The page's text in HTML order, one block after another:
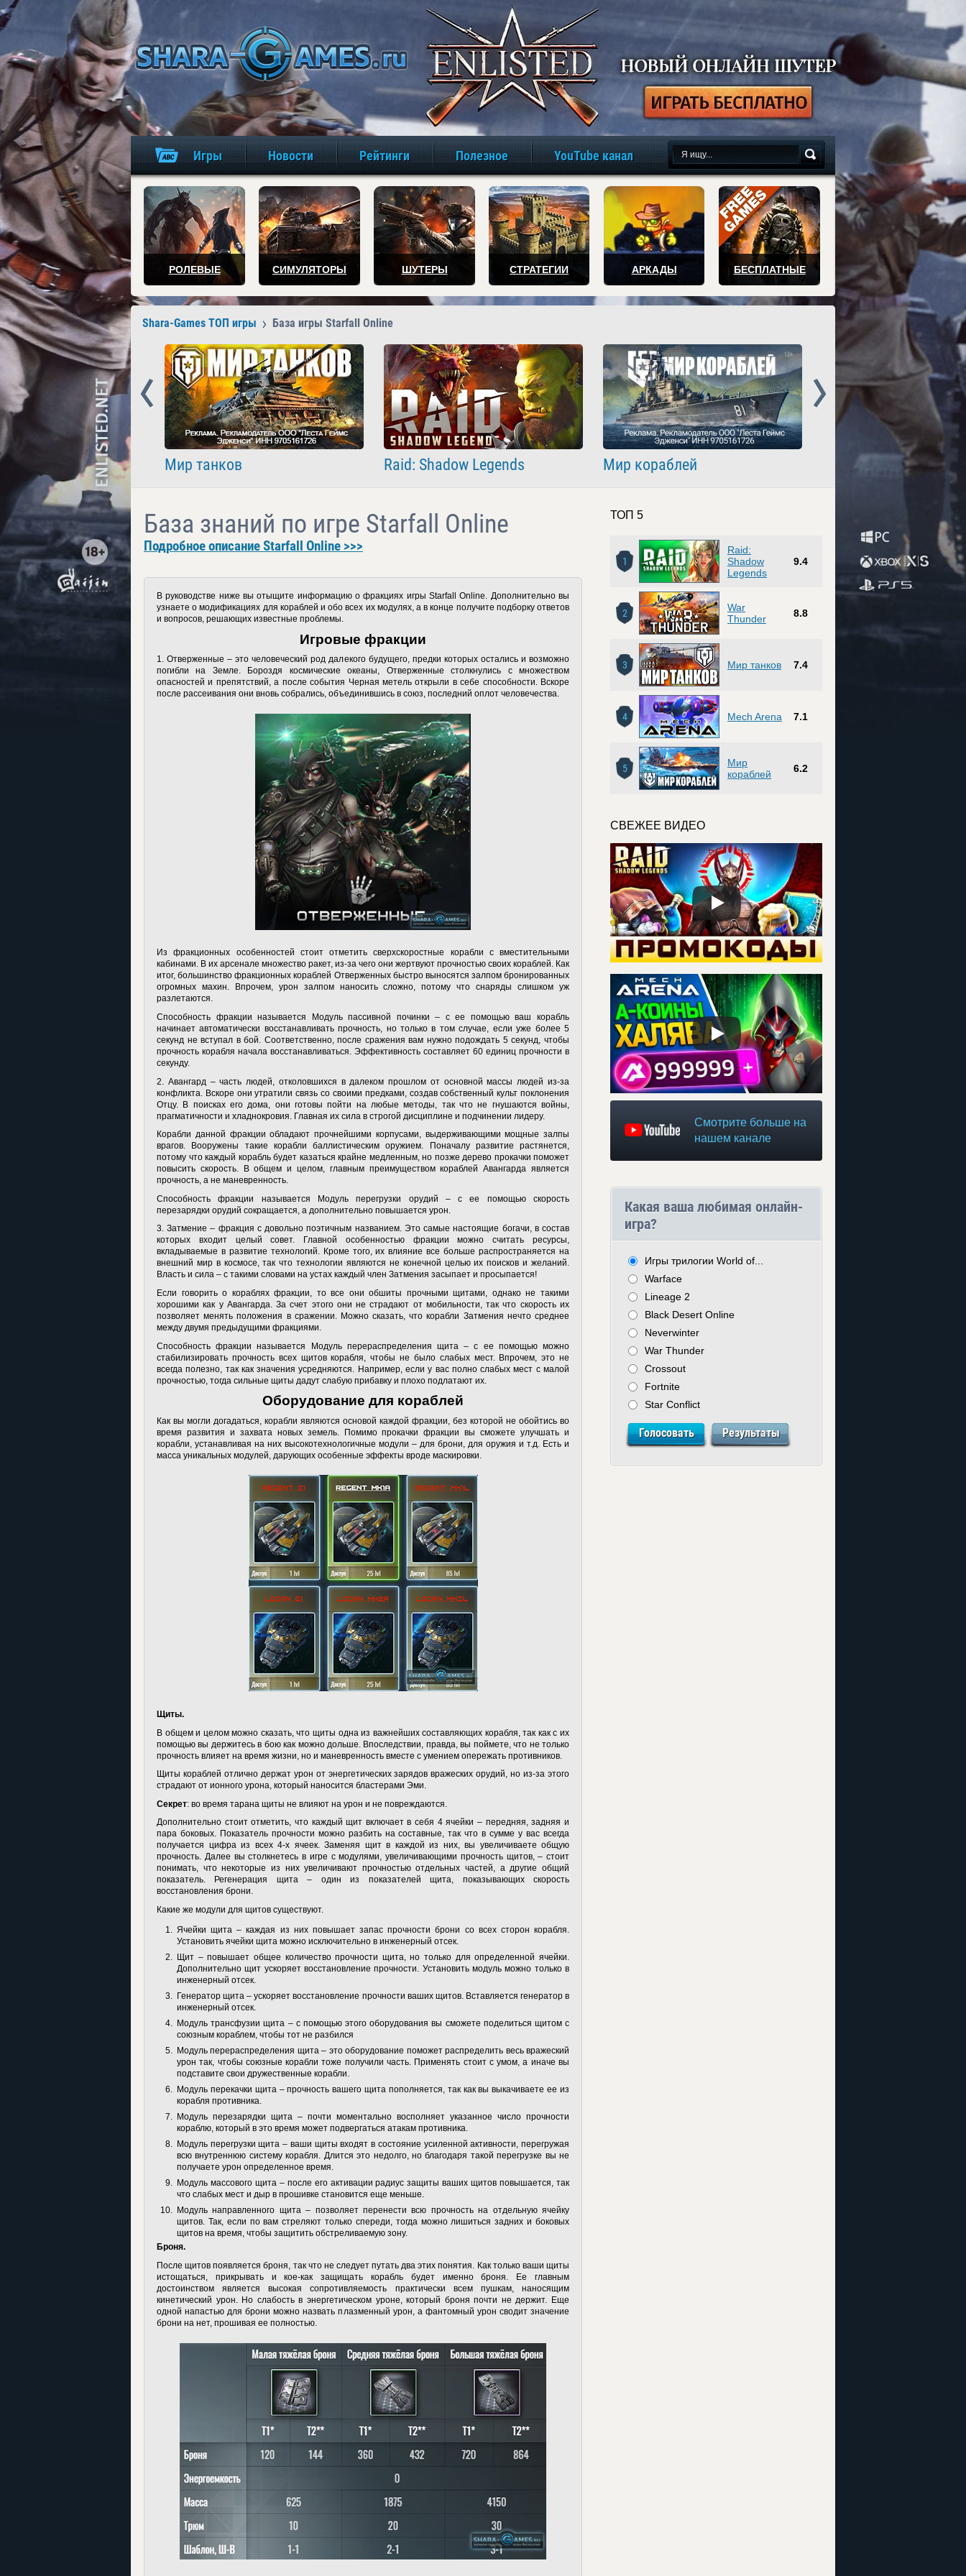
игры онлайн бесплатно
Игры Новости Рейтинги Полезное YouTube канал
РОЛЕВЫЕ СИМУЛЯТОРЫ ШУТЕРЫ СТРАТЕГИИ АРКАДЫ БЕСПЛАТНЫЕ
Shara-Games ТОП игры База игры Starfall Online
Мир танков Raid: Shadow Legends Мир кораблей Crossout
Prev Next
База знаний по игре Starfall Online
Подробное описание Starfall Online >>>
В руководстве ниже вы отыщите информацию о фракциях игры Starfall Online. Дополнительно вы
узнаете о модификациях для кораблей и обо всех их модулях, а в конце получите подборку ответов
и вопросов, решающих известные проблемы.
Игровые фракции
1. Отверженные – это человеческий род далекого будущего, предки которых остались и возможно
погибли на Земле. Бороздя космические океаны, Отверженные столкнулись с множеством
опасностей и препятствий, а после события Черная метель открыли в себе способности. Вскоре
после рассеивания они вновь собрались, объединившись в союз, последний оплот человечества.
Из фракционных особенностей стоит отметить сверхскоростные корабли с вместительными
кабинами. В их арсенале множество ракет, из-за чего они жертвуют прочностью своих кораблей. Как
итог, большинство фракционных кораблей Отверженных быстро выносятся залпом бронированных
огромных махин. Впрочем, урон залпом наносить сложно, потому что снаряды слишком уж
разлетаются.
Способность фракции называется Модуль пассивной починки – с ее помощью ваш корабль
начинает автоматически восстанавливать прочность, но только в том случае, если уже более 5
секунд не вступал в бой. Соответственно, после сражения вам нужно подождать 5 секунд, чтобы
прочность корабля начала восстанавливаться. Эффективность составляет 60 единиц прочности в
секунду.
2. Авангард – часть людей, отколовшихся в далеком прошлом от основной массы людей из-за
конфликта. Вскоре они утратили связь со своими предками, создав собственный культ поклонения
Отцу. В поисках его дома, они готовы пойти на любые методы, так что не гнушаются войны,
прагматичности и хладнокровия. Главная их сила в строгой дисциплине и подчинении лидеру.
Корабли данной фракции обладают прочнейшими корпусами, выдерживающими мощные залпы
врагов. Вооружены такие корабли баллистическим оружием. Поначалу развитие растянется,
потому что каждый корабль будет казаться крайне медленным, но позже дерево прокачки поможет
повысить скорость. В общем и целом, главным преимуществом кораблей Авангарда является
прочность, а не маневренность.
Способность фракции называется Модуль перегрузки орудий – с ее помощью скорость
перезарядки орудий сокращается, а дополнительно повышается урон.
3. Затмение – фракция с довольно поэтичным названием. Это самые настоящие богачи, в состав
которых входит целый совет. Главной особенностью фракции можно считать ресурсы,
вкладываемые в развитие технологий. Кроме того, их влияние все больше распространяется на
внешний мир в космосе, так что технологии являются не конечной целью их поисков и желаний.
Власть и сила – с такими словами на устах каждый член Затмения засыпает и просыпается!
Если говорить о кораблях фракции, то все они обшиты прочными щитами, однако не такими
хорошими как у Авангарда. За счет этого они не страдают от мобильности, так что скорость их
позволяет менять положения в сражении. Можно сказать, что корабли Затмения нечто среднее
между двумя предыдущими фракциями.
Способность фракции называется Модуль перераспределения щита – с ее помощью можно
стабилизировать прочность всех щитов корабля, чтобы не было слабых мест. Впрочем, это не
всегда полезно, так как значения усредняются. Например, если у вас полно слабых мест с малой
прочностью, тогда сильные щиты дадут слабую прибавку и плохо подлатают их.
Оборудование для кораблей
Как вы могли догадаться, корабли являются основой каждой фракции, без которой не обойтись во
время развития и захвата новых земель. Помимо прокачки фракции вы сможете улучшать и
корабли, устанавливая на них высокотехнологичные модули – для брони, для оружия и т.д. Есть и
масса уникальных модулей, дарующих особенные эффекты вроде маскировки.
Щиты.
В общем и целом можно сказать, что щиты одна из важнейших составляющих корабля, так как с их
помощью вы держитесь в бою как можно дольше. Впоследствии, правда, вы поймете, что не только
прочность влияет на время жизни, но и маневренность вместе с умением опережать противников.
Щиты кораблей отлично держат урон от энергетических зарядов вражеских орудий, но из-за этого
страдают от ионного урона, который наносится бластерами Эми.
Секрет: во время тарана щиты не влияют на урон и не повреждаются.
Дополнительно стоит отметить, что каждый щит включает в себя 4 ячейки – передняя, задняя и
пара боковых. Показатель прочности можно разбить на составные, так что в сумме у вас всегда
получается цифра из всех 4-х ячеек. Заменяя щит в каждой из них, вы увеличиваете общую
прочность. Далее вы столкнетесь в игре с модулями, увеличивающими прочность щитов, – стоит
понимать, что некоторые из них увеличивают прочностью отдельных частей, а другие общий
показатель. Регенерация щита – один из показателей щита, показывающих скорость
восстановления брони.
Какие же модули для щитов существуют.
Ячейки щита – каждая из них повышает запас прочности брони со всех сторон корабля.
Установить ячейки щита можно исключительно в инженерный отсек.
Щит – повышает общее количество прочности щита, но только для определенной ячейки.
Дополнительно щит ускоряет восстановление прочности. Установить модуль можно только в
инженерный отсек.
Генератор щита – ускоряет восстановление прочности ваших щитов. Вставляется генератор в
инженерный отсек.
Модуль трансфузии щита – с помощью этого оборудования вы сможете поделиться щитом с
союзным кораблем, чтобы тот не разбился
Модуль перераспределения щита – это оборудование поможет распределить весь вражеский
урон так, чтобы союзные корабли тоже получили часть. Применять стоит с умом, а иначе вы
подставите свои дружественные корабли.
Модуль перекачки щита – прочность вашего щита пополняется, так как вы выкачиваете ее из
корабля противника.
Модуль перезарядки щита – почти моментально восполняет указанное число прочности
кораблю, который в это время может подвергаться атакам противника.
Модуль перегрузки щита – ваши щиты входят в состояние усиленной активности, перегружая
всю внутреннюю систему корабля. Длится это недолго, но благодаря такой перегрузке вы не
получаете урон определенное время.
Модуль массового щита – после его активации радиус защиты ваших щитов повышается, так
что слабых мест и дыр в прошивке становится еще меньше.
Модуль направленного щита – позволяет перенести всю прочность на отдельную ячейку
щитов. Так, если по вам стреляют только спереди, тогда можно лишиться задних и боковых
щитов на время, чтобы защитить обстреливаемую зону.
Броня.
После щитов появляется броня, так что не следует путать два этих понятия. Как только ваши щиты
истощаться, прикрывать и кое-как защищать корабль будет именно броня. Ее главным
достоинством является высокая сопротивляемость практически всем пушкам, наносящим
кинетический урон. Но слабость в энергетическом уроне, который броня почти не держит. Еще
одной напастью для брони можно назвать плазменный урон, а фантомный урон сводит значение
брони на нет, прошивая ее полностью.
ТОП 5
1
Raid:
Shadow
Legends
9.4
2
War
Thunder
8.8
3 Мир танков 7.4
4 Mech Arena 7.1
5
Мир
кораблей
6.2
СВЕЖЕЕ ВИДЕО
Смотрите больше на
нашем канале
Какая ваша любимая онлайн-
игра?
Игры трилогии World of...
Warface
Lineage 2
Black Desert Online
Neverwinter
War Thunder
Crossout
Fortnite
Star Conflict